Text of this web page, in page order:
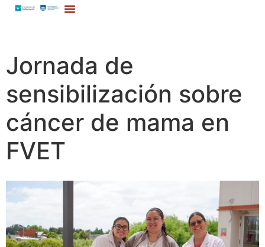
Jornada de
sensibilización sobre
cáncer de mama en
FVET